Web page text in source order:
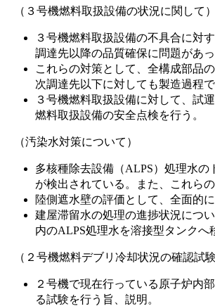
（３号機燃料取扱設備の状況に関して）
３号機燃料取扱設備の不具合に対
調達先以降の品質確保に問題があっ
これらの対策として、全構成部品
次調達先以下に対しても製造過程
３号機燃料取扱設備に対して、試
燃料取扱設備の安全点検を行う。
（汚染水対策について）
多核種除去設備（ALPS）処理水
が検出されている。また、これら
陸側遮水壁の評価として、全面的
建屋滞留水の処理の進捗状況につ
内のALPS処理水を溶接型タンクへ
（２号機燃料デブリ冷却状況の確認試
２号機で現在行っている原子炉内
る試験を行う旨、説明。